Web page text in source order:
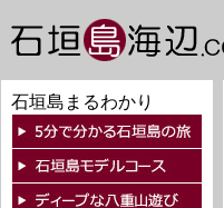
石垣島まるわかり